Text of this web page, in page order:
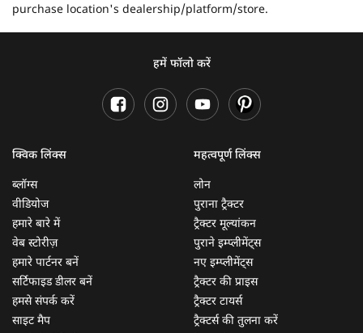
purchase location's dealership/platform/store.
हमें फॉलो करें
क्विक लिंक्स
ब्लॉग्स
वीडियोज
हमारे बारे में
वेब स्टोरीज़
हमारे पार्टनर बनें
सर्टिफाइड डीलर बनें
हमसे संपर्क करें
साइट मैप
महत्वपूर्ण लिंक्स
लोन
पुराना ट्रैक्टर
ट्रैक्टर मूल्यांकन
पुराने इम्प्लीमेंट्स
नए इम्प्लीमेंट्स
ट्रैक्टर की प्राइस
ट्रैक्टर टायर्स
ट्रैक्टर्स की तुलना करें